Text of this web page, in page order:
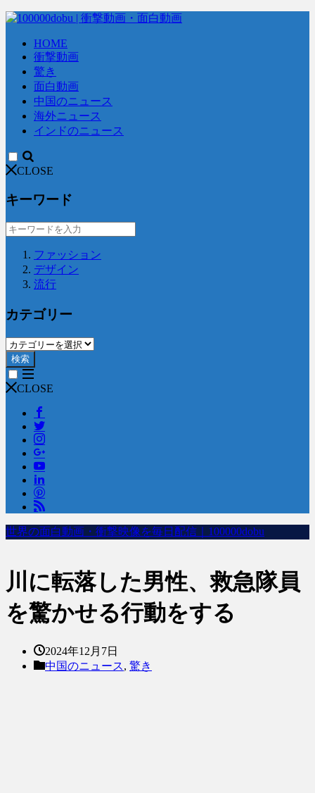
HOME
衝撃動画
驚き
面白動画
中国のニュース
海外ニュース
インドのニュース
CLOSE
キーワード
ファッション
デザイン
流行
カテゴリー
検索
CLOSE
世界の面白動画・衝撃映像を毎日配信｜100000dobu
川に転落した男性、救急隊員
を驚かせる行動をする
2024年12月7日
中国のニュース, 驚き